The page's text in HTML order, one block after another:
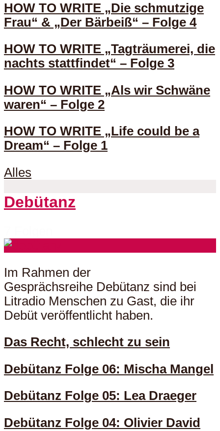
HOW TO WRITE „Die schmutzige
Frau“ & „Der Bärbeiß“ – Folge 4
HOW TO WRITE „Tagträumerei, die
nachts stattfindet“ – Folge 3
HOW TO WRITE „Als wir Schwäne
waren“ – Folge 2
HOW TO WRITE „Life could be a
Dream“ – Folge 1
Alles
Debütanz
Im Rahmen der
Gesprächsreihe Debütanz sind bei
Litradio Menschen zu Gast, die ihr
Debüt veröffentlicht haben.
Das Recht, schlecht zu sein
Debütanz Folge 06: Mischa Mangel
Debütanz Folge 05: Lea Draeger
Debütanz Folge 04: Olivier David